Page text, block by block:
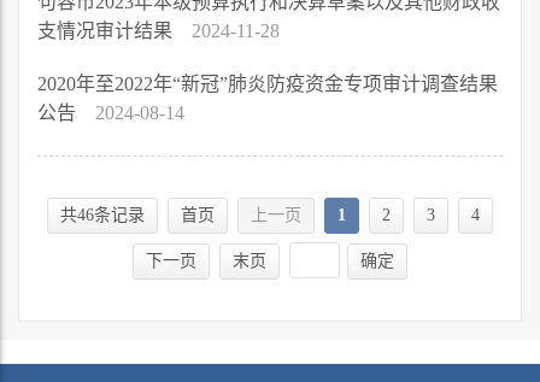
支情况审计结果
2024-11-28
2020年至2022年“新冠”肺炎防疫资金专项审计调查结果
公告
2024-08-14
共46条记录 首页 上一页 1 2 3 4
下一页 末页 确定